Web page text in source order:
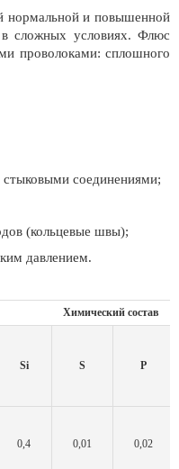
нормальной и повышенной
в сложных условиях. Флюс
проволоками: сплошного
стыковыми соединениями;
(кольцевые швы);
давлением.
Химический состав
Si S P
0,4 0,01 0,02